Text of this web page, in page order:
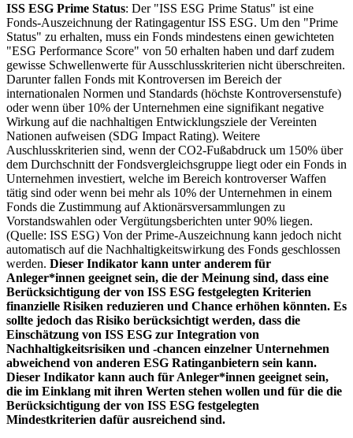
ISS ESG Prime Status: Der "ISS ESG Prime Status" ist eine
Fonds-Auszeichnung der Ratingagentur ISS ESG. Um den "Prime
Status" zu erhalten, muss ein Fonds mindestens einen gewichteten
"ESG Performance Score" von 50 erhalten haben und darf zudem
gewisse Schwellenwerte für Ausschlusskriterien nicht überschreiten.
Darunter fallen Fonds mit Kontroversen im Bereich der
internationalen Normen und Standards (höchste Kontroversenstufe)
oder wenn über 10% der Unternehmen eine signifikant negative
Wirkung auf die nachhaltigen Entwicklungsziele der Vereinten
Nationen aufweisen (SDG Impact Rating). Weitere
Auschlusskriterien sind, wenn der CO2-Fußabdruck um 150% über
dem Durchschnitt der Fondsvergleichsgruppe liegt oder ein Fonds in
Unternehmen investiert, welche im Bereich kontroverser Waffen
tätig sind oder wenn bei mehr als 10% der Unternehmen in einem
Fonds die Zustimmung auf Aktionärsversammlungen zu
Vorstandswahlen oder Vergütungsberichten unter 90% liegen.
(Quelle: ISS ESG) Von der Prime-Auszeichnung kann jedoch nicht
automatisch auf die Nachhaltigkeitswirkung des Fonds geschlossen
werden. Dieser Indikator kann unter anderem für
Anleger*innen geeignet sein, die der Meinung sind, dass eine
Berücksichtigung der von ISS ESG festgelegten Kriterien
finanzielle Risiken reduzieren und Chance erhöhen könnten. Es
sollte jedoch das Risiko berücksichtigt werden, dass die
Einschätzung von ISS ESG zur Integration von
Nachhaltigkeitsrisiken und -chancen einzelner Unternehmen
abweichend von anderen ESG Ratinganbietern sein kann.
Dieser Indikator kann auch für Anleger*innen geeignet sein,
die im Einklang mit ihren Werten stehen wollen und für die die
Berücksichtigung der von ISS ESG festgelegten
Mindestkriterien dafür ausreichend sind.